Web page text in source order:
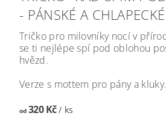
- PÁNSKÉ A
Tričko pro milovníky nocí v
se ti nejlépe spí pod oblohou
hvězd.
Verze s mottem pro pány a kluky.
od320 Kč/ ks